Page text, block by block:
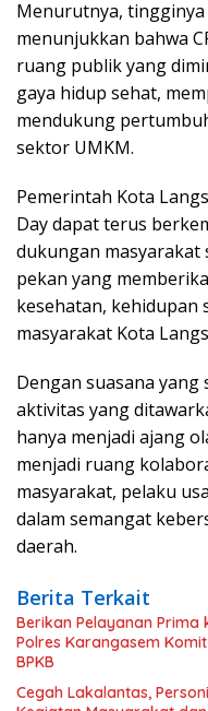
Menurutnya,
menunjukkan bahwa
ruang publik yang
gaya hidup sehat,
mendukung
sektor UMKM.
Pemerintah Kota
Day dapat terus
dukungan
pekan yang
kesehatan, kehidupan
masyarakat Kota
Dengan suasana
aktivitas yang
hanya menjadi ajang
menjadi ruang
masyarakat, pelaku
dalam semangat
daerah.
Berita Terkait
Berikan Pelayanan
Polres Karangasem
BPKB
Cegah Lakalantas,